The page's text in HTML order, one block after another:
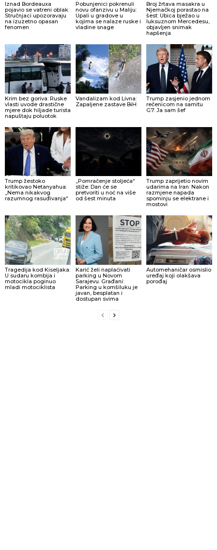
Iznad Bordeauxa
pojavio se vatreni oblak:
Stručnjaci upozoravaju
na izuzetno opasan
fenomen
Pobunjenici pokrenuli
novu ofanzivu u Maliju:
Upali u gradove u
kojima se nalaze ruske i
vladine snage
Broj žrtava masakra u
Njemačkoj porastao na
šest: Ubica bježao u
luksuznom Mercedesu,
objavljen snimak
hapšenja
Krim bez goriva: Ruske
vlasti uvode drastične
mjere dok hiljade turista
napuštaju poluotok
Vandalizam kod Livna:
Zapaljene zastave BiH
Trump zasjenio jednom
rečenicom na samitu
G7: Ja sam šef
Trump žestoko
kritikovao Netanyahua:
„Nema nikakvog
razumnog rasuđivanja“
„Pomračenje stoljeća“
stiže: Dan će se
pretvoriti u noć na više
od šest minuta
Trump zaprijetio novim
udarima na Iran: Nakon
razmjene napada
spominju se elektrane i
mostovi
Tragedija kod Kiseljaka:
U sudaru kombija i
motocikla poginuo
mladi motociklista
Karić želi naplaćivati
parking u Novom
Sarajevu. Građani:
Parking u komšiluku je
javan, besplatan i
dostupan svima
Automehaničar osmislio
uređaj koji olakšava
porođaj